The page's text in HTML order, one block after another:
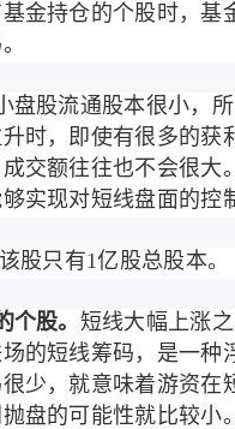
金持仓的个股时，基
盘股流通股本很小，
时，即使有很多的获
交额往往也不会很大
实现对短线盘面的控
只有1亿股总股本。
个股。 短线大幅上涨
的短线筹码，是一种
少，就意味着游资在
盘的可能性就比较小。